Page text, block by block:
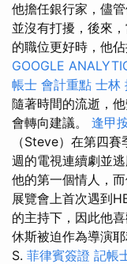
他擔任銀行家，儘
並沒有打擾，後來
的職位更好時，他
GOOGLE
帳士 會計重點 士林
隨著時間的流逝，
會轉向建議。 逢甲
（Steve）在第四
週的電視連續劇並
他的第一個情人，
展覽會上首次遇到
的主持下，因此他
休斯被迫作為導演
S. 菲律賓簽證 記帳